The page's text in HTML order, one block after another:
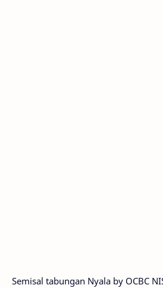
Semisal tabungan Nyala by OCBC